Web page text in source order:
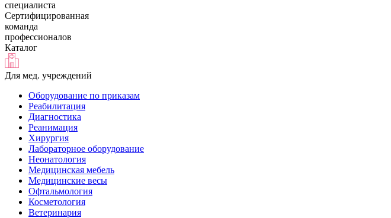
специалиста
Сертифицированная
команда
профессионалов
Каталог
Для мед. учреждений
Оборудование по приказам
Реабилитация
Диагностика
Реанимация
Хирургия
Лабораторное оборудование
Неонатология
Медицинская мебель
Медицинские весы
Офтальмология
Косметология
Ветеринария